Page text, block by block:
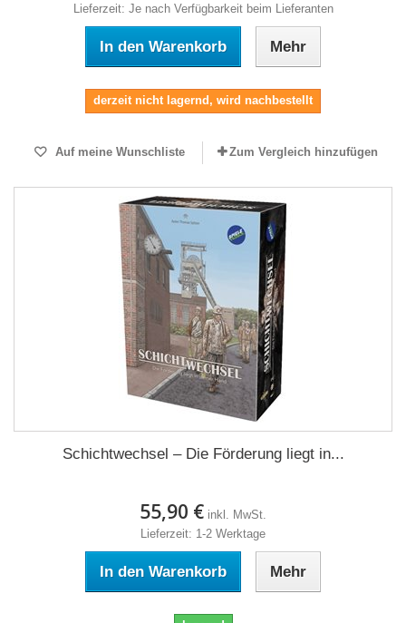
Lieferzeit: Je nach Verfügbarkeit beim Lieferanten
In den Warenkorb Mehr
derzeit nicht lagernd, wird nachbestellt
Auf meine Wunschliste Zum Vergleich hinzufügen
Schichtwechsel – Die Förderung liegt in...
55,90 € inkl. MwSt.
Lieferzeit: 1-2 Werktage
In den Warenkorb Mehr